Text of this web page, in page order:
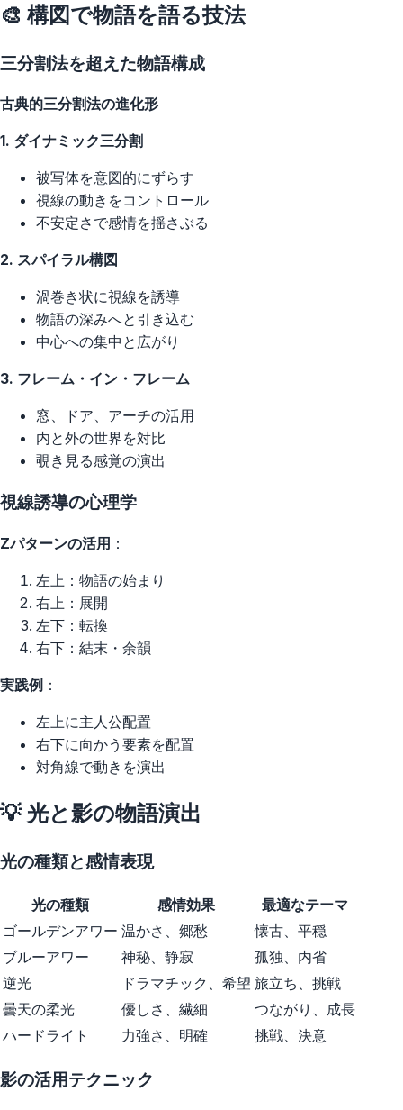
🎨 構図で物語を語る技法
三分割法を超えた物語構成
古典的三分割法の進化形
1. ダイナミック三分割
被写体を意図的にずらす
視線の動きをコントロール
不安定さで感情を揺さぶる
2. スパイラル構図
渦巻き状に視線を誘導
物語の深みへと引き込む
中心への集中と広がり
3. フレーム・イン・フレーム
窓、ドア、アーチの活用
内と外の世界を対比
覗き見る感覚の演出
視線誘導の心理学
Zパターンの活用 ：
左上：物語の始まり
右上：展開
左下：転換
右下：結末・余韻
実践例 ：
左上に主人公配置
右下に向かう要素を配置
対角線で動きを演出
💡 光と影の物語演出
光の種類と感情表現
光の種類 感情効果
最適なテーマ
ゴールデンアワー 温かさ、郷愁
懐古、平穏
ブルーアワー
神秘、静寂
孤独、内省
逆光
ドラマチック、希望 旅立ち、挑戦
曇天の柔光
優しさ、繊細
つながり、成長
ハードライト
力強さ、明確 挑戦、決意
影の活用テクニック